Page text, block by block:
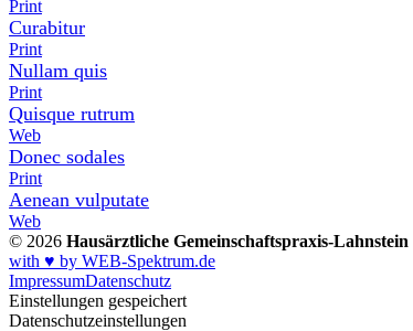
Print
Curabitur
Print
Nullam quis
Print
Quisque rutrum
Web
Donec sodales
Print
Aenean vulputate
Web
© 2026 Hausärztliche Gemeinschaftspraxis-Lahnstein
with ♥ by WEB-Spektrum.de
ImpressumDatenschutz
Einstellungen gespeichert
Datenschutzeinstellungen